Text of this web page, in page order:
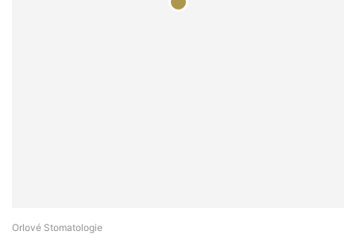
Orlové Stomatologie